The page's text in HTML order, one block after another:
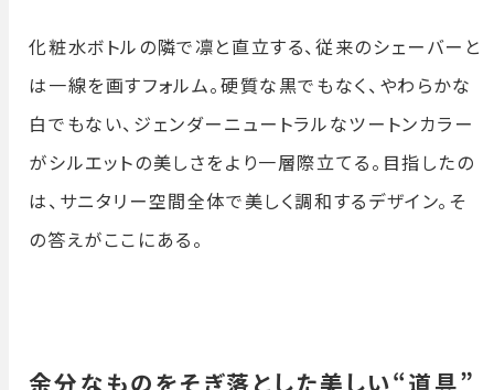
化粧水ボトルの隣で凛と直立する、従来のシェーバーと
は一線を画すフォルム。硬質な黒でもなく、やわらかな
白でもない、ジェンダーニュートラルなツートンカラー
がシルエットの美しさをより一層際立てる。目指したの
は、サニタリー空間全体で美しく調和するデザイン。そ
の答えがここにある。
余分なものをそぎ落とした美しい“道具”